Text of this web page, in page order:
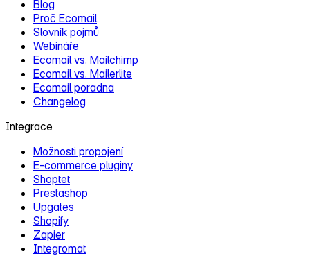
Blog
Proč Ecomail
Slovník pojmů
Webináře
Ecomail vs. Mailchimp
Ecomail vs. Mailerlite
Ecomail poradna
Changelog
Integrace
Možnosti propojení
E‑commerce pluginy
Shoptet
Prestashop
Upgates
Shopify
Zapier
Integromat